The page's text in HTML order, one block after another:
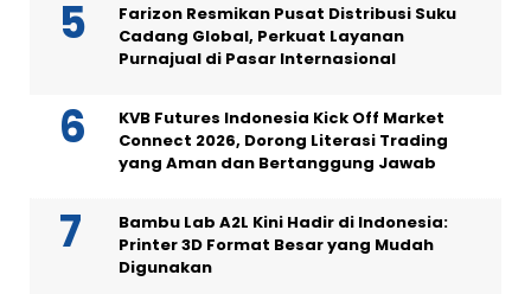
Farizon Resmikan Pusat Distribusi Suku
Cadang Global, Perkuat Layanan
Purnajual di Pasar Internasional
KVB Futures Indonesia Kick Off Market
Connect 2026, Dorong Literasi Trading
yang Aman dan Bertanggung Jawab
Bambu Lab A2L Kini Hadir di Indonesia:
Printer 3D Format Besar yang Mudah
Digunakan